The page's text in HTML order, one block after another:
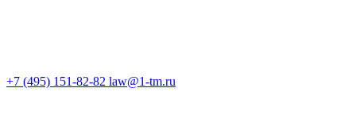
+7 (495) 151-82-82 law@1-tm.ru